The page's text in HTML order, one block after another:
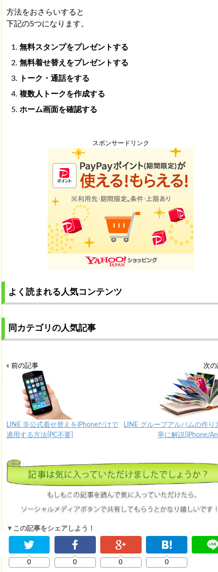
方法をおさらいすると
下記の5つになります。
無料スタンプをプレゼントする
無料着せ替えをプレゼントする
トーク・通話をする
複数人トークを作成する
ホーム画面を確認する
スポンサードリンク
よく読まれる人気コンテンツ
同カテゴリの人気記事
« 前の記事
LINE 非公式着せ替えをiPhoneだけで
適用する方法[PC不要]
次
LINE グループアルバムの作り
寧に解説[iPhone/
▼この記事をシェアしよう！
0 0 0 0